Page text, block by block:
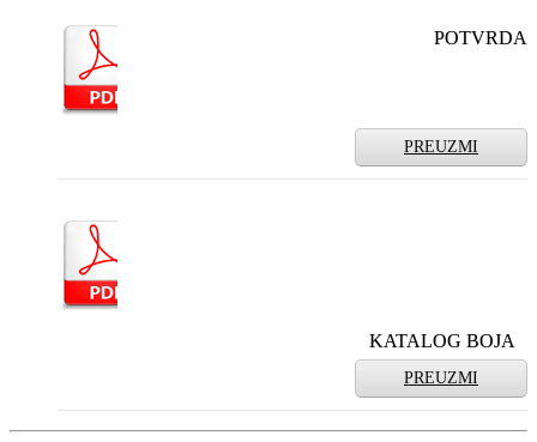
POTVRDA
PREUZMI
KATALOG BOJA
PREUZMI